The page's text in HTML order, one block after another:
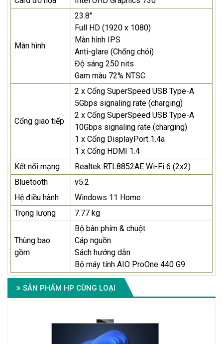
Màn hình
23.8"
Full HD (1920 x 1080)
Màn hình IPS
Anti-glare (Chống chói)
Độ sáng 250 nits
Gam màu 72% NTSC
Cổng giao tiếp
2 x Cổng SuperSpeed USB Type-A
5Gbps signaling rate (charging)
2 x Cổng SuperSpeed USB Type-A
10Gbps signaling rate (charging)
1 x Cổng DisplayPort 1.4a
1 x Cổng HDMI 1.4
Kết nối mạng
Realtek RTL8852AE Wi-Fi 6 (2x2)
Bluetooth
v5.2
Hệ điều hành
Windows 11 Home
Trọng lượng
7.77 kg
Thùng bao
gồm
Bộ bàn phím & chuột
Cáp nguồn
Sách hướng dẫn
Bộ máy tính AIO ProOne 440 G9
SẢN PHẨM HP CÙNG LOẠI